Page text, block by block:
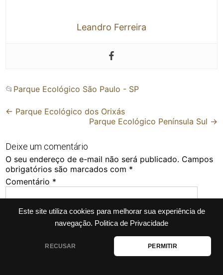
Este site utiliza cookies para melhorar sua experiência de
navegação. Politica de Privacidade
RECUSAR PERMITIR
Leandro Ferreira
📂 Parque Ecológico São Paulo - SP
Post
← Parque Ecológico dos Orixás
Parque Ecológico Península Sul →
Deixe um comentário
O seu endereço de e-mail não será publicado. Campos
obrigatórios são marcados com *
Comentário *